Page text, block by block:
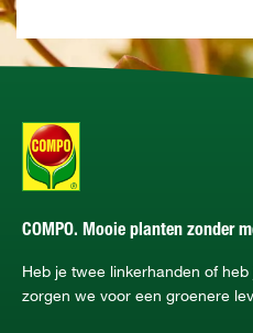
COMPO. Mooie planten zonder
Heb je twee linkerhanden of
zorgen we voor een groenere